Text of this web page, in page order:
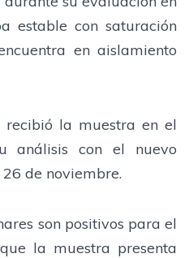
estable con saturación
en aislamiento
la muestra en el
análisis con el nuevo
de noviembre.
son positivos para el
la muestra presenta